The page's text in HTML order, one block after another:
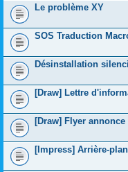
Le problème XY
SOS Traduction
Désinstallation
[Draw] Lettre
[Draw] Flyer
[Impress] Arrière-